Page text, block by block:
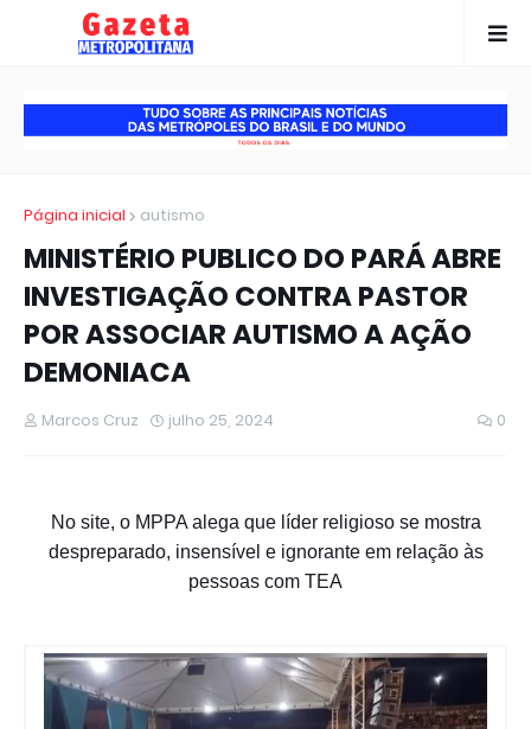
Página inicial autismo
MINISTÉRIO PUBLICO DO PARÁ ABRE
INVESTIGAÇÃO CONTRA PASTOR
POR ASSOCIAR AUTISMO A AÇÃO
DEMONIACA
Marcos Cruz julho 25, 2024 0
No site, o MPPA alega que líder religioso se mostra
despreparado, insensível e ignorante em relação às
pessoas com TEA